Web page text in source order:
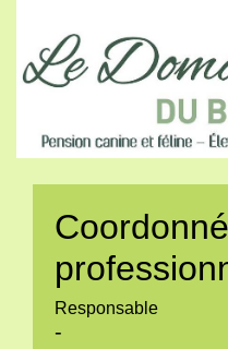
Responsable
-